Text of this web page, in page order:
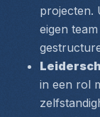
projecten.
eigen
in een rol